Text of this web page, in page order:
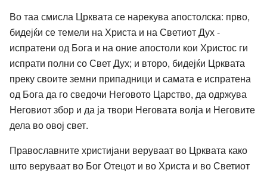
Во таа смисла Црквата се нарекува апостолска: прво,
бидејќи се темели на Христа и на Светиот Дух -
испратени од Бога и на оние апостоли кои Христос ги
испрати полни со Свет Дух; и второ, бидејќи Црквата
преку своите земни припадници и самата е испратена
од Бога да го сведочи Неговото Царство, да одржува
Неговиот збор и да ја твори Неговата волја и Неговите
дела во овој свет.
Православните христијани веруваат во Црквата како
што веруваат во Бог Отецот и во Христа и во Светиот